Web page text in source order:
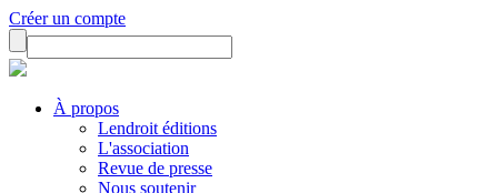
Créer un compte
À propos
Lendroit éditions
L'association
Revue de presse
Nous soutenir